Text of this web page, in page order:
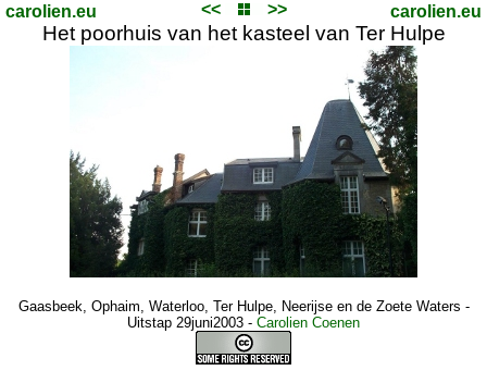
carolien.eu << >> carolien.eu
Het poorhuis van het kasteel van Ter Hulpe
Gaasbeek, Ophaim, Waterloo, Ter Hulpe, Neerijse en de Zoete Waters -
Uitstap 29juni2003 - Carolien Coenen